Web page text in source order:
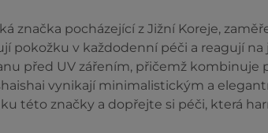
značka pocházející z Jižní Koreje,
pokožku v každodenní péči a reagují
před UV zářením, přičemž
vynikají minimalistickým a
této značky a dopřejte si péči, která